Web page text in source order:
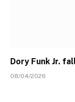
Dory Funk Jr.
08/04/2026